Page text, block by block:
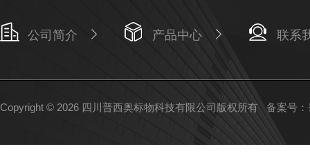
公司简介 产品中心 联系
Copyright © 2026 四川普西奥标物科技有限公司版权所有 备案号：